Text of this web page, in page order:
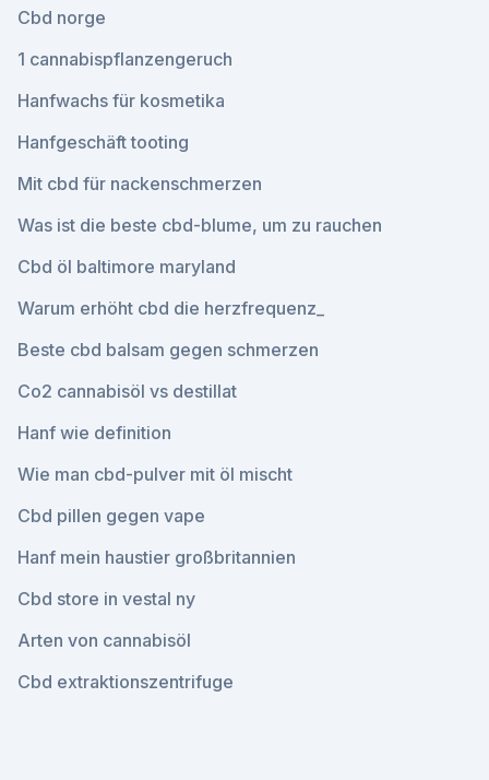
Cbd norge
1 cannabispflanzengeruch
Hanfwachs für kosmetika
Hanfgeschäft tooting
Mit cbd für nackenschmerzen
Was ist die beste cbd-blume, um zu rauchen
Cbd öl baltimore maryland
Warum erhöht cbd die herzfrequenz_
Beste cbd balsam gegen schmerzen
Co2 cannabisöl vs destillat
Hanf wie definition
Wie man cbd-pulver mit öl mischt
Cbd pillen gegen vape
Hanf mein haustier großbritannien
Cbd store in vestal ny
Arten von cannabisöl
Cbd extraktionszentrifuge